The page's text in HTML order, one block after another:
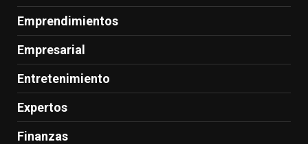
Emprendimientos
Empresarial
Entretenimiento
Expertos
Finanzas